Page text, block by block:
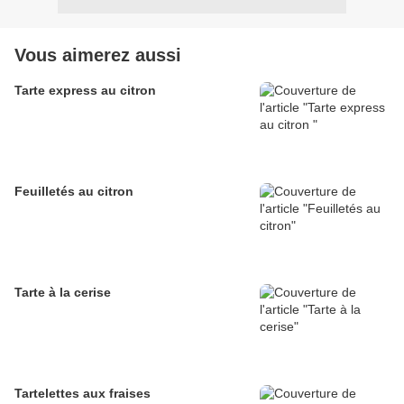
Vous aimerez aussi
Tarte express au citron
Feuilletés au citron
Tarte à la cerise
Tartelettes aux fraises